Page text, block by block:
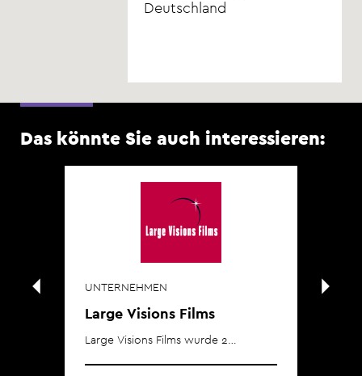
Deutschland
Das könnte Sie auch interessieren:
UNTERNEHMEN
Large Visions Films
Large Visions Films wurde 2…